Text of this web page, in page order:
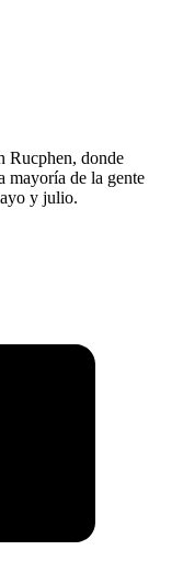
Rucphen, donde
mayoría de la gente
y julio.